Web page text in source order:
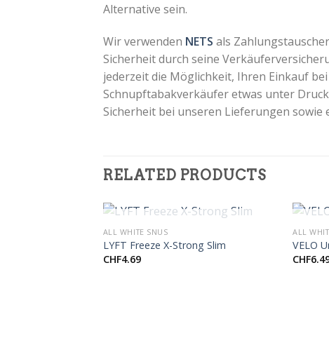
Alternative sein.
Wir verwenden NETS als
Sicherheit durch seine
jederzeit die Möglichkeit, Ihren Einkauf
Schnupftabakverkäufer etwas unter
Sicherheit bei unseren Lieferungen
RELATED PRODUCTS
+
OUT OF STOCK
ALL WHITE SNUS
LYFT Freeze X-Strong Slim
CHF4.69
+
ALL
VELO
CHF